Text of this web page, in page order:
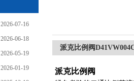
2026-07-16
2026-06-18
2026-05-19
2026-01-19
派克比例阀
派克比例阀